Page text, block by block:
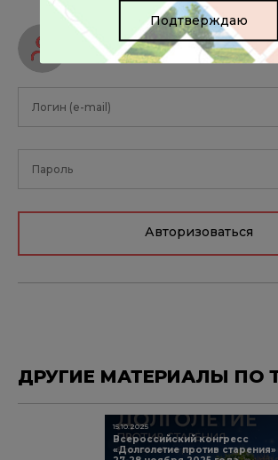
Авторизуйтесь, чтобы
комментарий
Авторизоваться
ДРУГИЕ МАТЕРИАЛЫ ПО
Всероссийский конгресс
«Долголетие против старения»
15.10.2025
Подтверждаю